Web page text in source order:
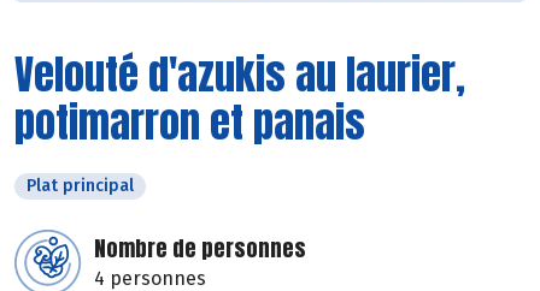
Velouté d'azukis au laurier,
potimarron et panais
Plat principal
Nombre de personnes
4 personnes